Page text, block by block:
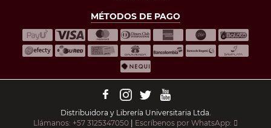
MÉTODOS DE PAGO
Distribuidora y Librería Universitaria Ltda.
Llámanos: +57 3125347050
Escríbenos por WhatsApp: